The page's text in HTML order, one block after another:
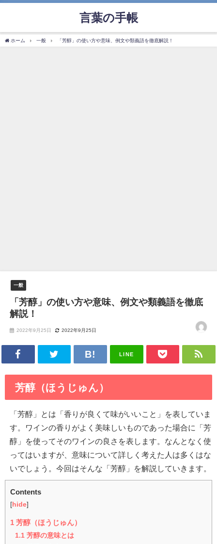
言葉の手帳
ホーム 一般 「芳醇」の使い方や意味、例文や類義語を徹底解説！
一般
「芳醇」の使い方や意味、例文や類義語を徹底
解説！
2022年9月25日 2022年9月25日
LINE
芳醇（ほうじゅん）
「芳醇」とは「香りが良くて味がいいこと」を表していま
す。ワインの香りがよく美味しいものであった場合に「芳
醇」を使ってそのワインの良さを表します。なんとなく使
ってはいますが、意味について詳しく考えた人は多くはな
いでしょう。今回はそんな「芳醇」を解説していきます。
Contents
[ hide]
1 芳醇（ほうじゅん）
1.1 芳醇の意味とは